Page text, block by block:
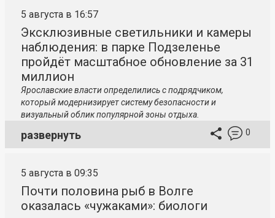
5 августа в 16:57
Эксклюзивные светильники и камеры
наблюдения: в парке Подзеленье
пройдёт масштабное обновление за 31
миллион
Ярославские власти определились с подрядчиком,
который модернизирует систему безопасности и
визуальный облик популярной зоны отдыха.
развернуть 0
5 августа в 09:35
Почти половина рыб в Волге
оказалась «чужаками»: биологи